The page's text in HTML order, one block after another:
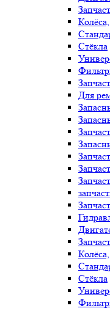
Стёкла
Для
Стёкла